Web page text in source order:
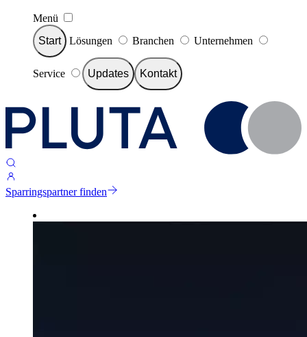
Menü
Start
Lösungen Branchen Unternehmen
Service Updates Kontakt
Sparringspartner finden